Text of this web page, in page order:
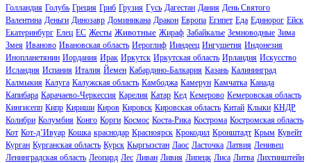
Голландия Голубь Греция Гриб Грузия Гусь Дагестан Дания День Святого
Валентина Деньги Динозавр Доминикана Дракон Европа Египет Еда Единорог Ейск
Екатеринбург Елец ЕС Жесты Животные Жираф Забайкалье Земноводные Зима
Змея Иваново Ивановская область Иероглиф Ииндеец Ингушетия Индонезия
Инопланетянин Иордания Ирак Иркутск Иркутская область Ирландия Искусство
Исландия Испания Италия Йемен Кабардино-Балкария Казань Калининград
Калмыкия Калуга Калужская область Камбоджа Камерун Камчатка Канада
Капибара Карачаево-Черкессия Карелия Катар Кед Кемерово Кемеровская область
Кингисепп Кипр Кириши Киров Кировск Кировская область Китай Клыки КНДР
Колибри Колумбия Конго Корги Космос Коста-Рика Кострома Костромская область
Кот Кот-д’Ивуар Кошка краснодар Красноярск Крокодил Кронштадт Крым Кувейт
Курган Курганская область Курск Кыргызстан Лаос Ласточка Латвия Ленивец
Ленинградская область Леопард Лес Ливан Ливия Липецк Лиса Литва Лихтинштейн